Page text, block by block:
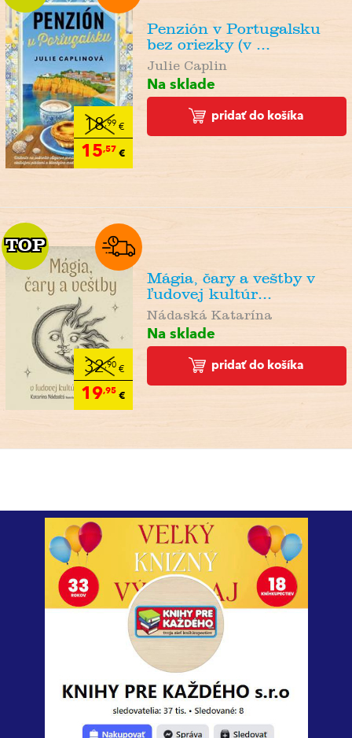
18,99€
15,57 €
Penzión v Portugalsku
bez oriezky (v ...
Julie Caplin
Na sklade
pridať do košíka
32,90€
19,95€
TOP
TOP
Mágia, čary a veštby v
ľudovej kultúr...
Nádaská Katarína
Na sklade
pridať do košíka